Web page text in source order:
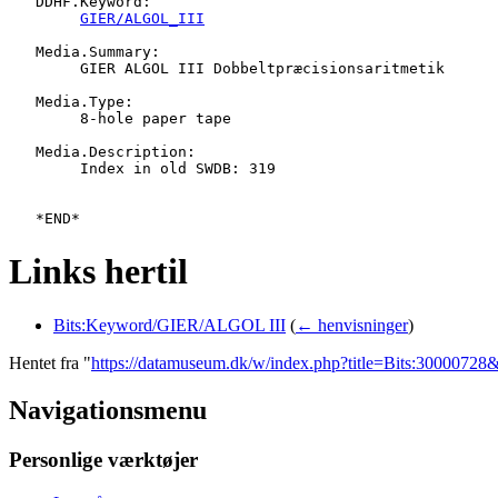
GIER/ALGOL_III
   Media.Summary:
   Media.Type:
   Media.Description:
Links hertil
Bits:Keyword/GIER/ALGOL III (← henvisninger)
Hentet fra "https://datamuseum.dk/w/
Navigationsmenu
Personlige værktøjer